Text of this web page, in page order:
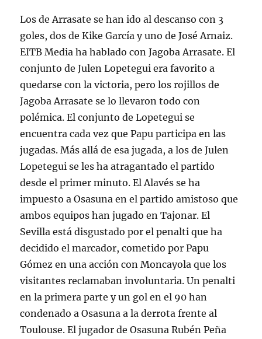
Los de Arrasate se han ido al descanso con 3
goles, dos de Kike García y uno de José Arnaiz.
EITB Media ha hablado con Jagoba Arrasate. El
conjunto de Julen Lopetegui era favorito a
quedarse con la victoria, pero los rojillos de
Jagoba Arrasate se lo llevaron todo con
polémica. El conjunto de Lopetegui se
encuentra cada vez que Papu participa en las
jugadas. Más allá de esa jugada, a los de Julen
Lopetegui se les ha atragantado el partido
desde el primer minuto. El Alavés se ha
impuesto a Osasuna en el partido amistoso que
ambos equipos han jugado en Tajonar. El
Sevilla está disgustado por el penalti que ha
decidido el marcador, cometido por Papu
Gómez en una acción con Moncayola que los
visitantes reclamaban involuntaria. Un penalti
en la primera parte y un gol en el 90 han
condenado a Osasuna a la derrota frente al
Toulouse. El jugador de Osasuna Rubén Peña